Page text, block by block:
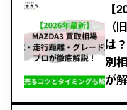
【
（
は
別
が